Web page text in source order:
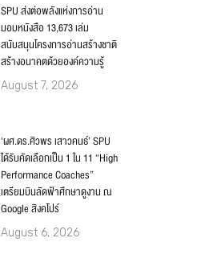
SPU ส่งต่อพลังแห่งการอ่าน
มอบหนังสือ 13,673 เล่ม
สนับสนุนโครงการอ่านสร้างชาติ
สร้างอนาคตด้วยองค์ความรู้
August 7, 2026
‘ผศ.ดร.ศิวพร เสาวคนธ์’ SPU
ได้รับคัดเลือกเป็น 1 ใน 11 “High
Performance Coaches”
เตรียมบินลัดฟ้าศึกษาดูงาน ณ
Google สิงคโปร์
August 6, 2026